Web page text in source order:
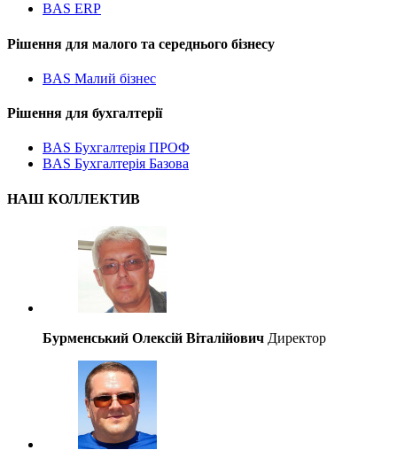
BAS ERP
Рішення для малого та середнього бізнесу
BAS Малий бізнес
Рішення для бухгалтерії
BAS Бухгалтерія ПРОФ
BAS Бухгалтерія Базова
НАШ КОЛЛЕКТИВ
Бурменський Олексій Віталійович Директор